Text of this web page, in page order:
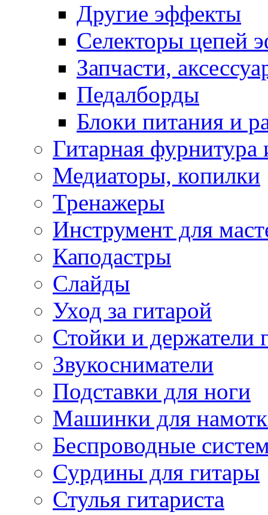
Другие эффекты
Селекторы цепей
Запчасти,
Педалборды
Блоки питания и
Гитарная фурнитура
Медиаторы, копилки
Тренажеры
Инструмент для
Каподастры
Слайды
Уход за гитарой
Стойки и держатели
Звукосниматели
Подставки для ноги
Машинки для
Беспроводные
Сурдины для гитары
Стулья гитариста